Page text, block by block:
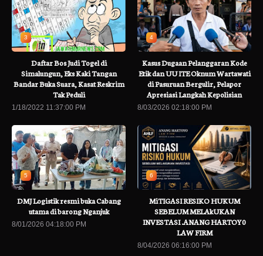
3
Daftar Bos Judi Togel di
Simalungun, Eks Kaki Tangan
Bandar Buka Suara, Kasat Reskrim
Tak Peduli
1/18/2022 11:37:00 PM
4
Kasus Dugaan Pelanggaran Kode
Etik dan UU ITE Oknum Wartawati
di Pasuruan Bergulir, Pelapor
Apresiasi Langkah Kepolisian
8/03/2026 02:18:00 PM
5
DMJ Logistik resmi buka Cabang
utama di barong Nganjuk
8/01/2026 04:18:00 PM
6
MiTIGASI RESIKO HUKUM
SEBELUM MELAkUKAN
INVESTASI .ANANG HARTOY0
LAW FIRM
8/04/2026 06:16:00 PM